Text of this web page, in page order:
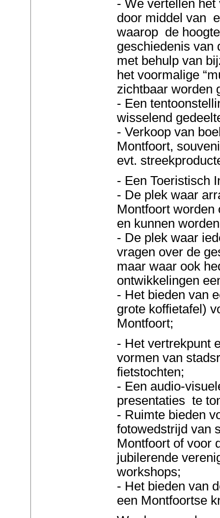
- We vertellen
door middel van
waarop de
geschiedenis van
met behulp van
het voormalige
zichtbaar worden
- Een
wisselend
- Verkoop van
Montfoort,
evt.
- Een Toeristisch
- De plek waar
Montfoort worden
en kunnen
- De plek waar
vragen over de
maar waar ook
ontwikkelingen
- Het bieden van
grote koffietafel)
Montfoort;
- Het vertrekpunt
vormen van
fietstochten;
- Een audio-
presentaties te
- Ruimte bieden
fotowedstrijd van
Montfoort of voor
jubilerende
workshops;
- Het bieden van
een Montfoortse